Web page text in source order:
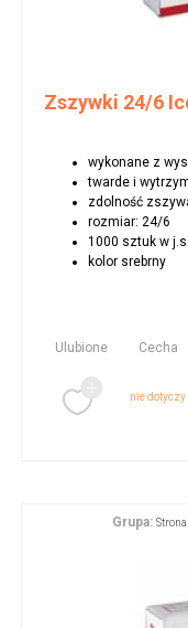
Zszywki 24/6
wykonane z
twarde i
zdolność
rozmiar: 24/6
1000 sztuk w j.s.
kolor srebrny
Ulubione Cecha
nie dotyczy
Grupa: